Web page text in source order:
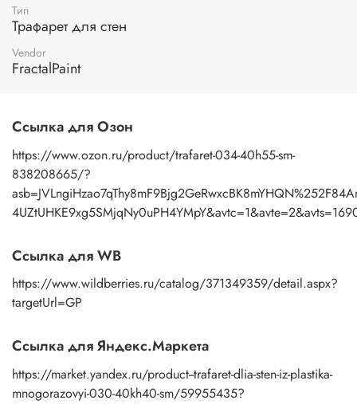
Применение:
помощью мастихина или шпателя. После работы промыть
трафарет под теплой водой с моющим средством, затем
просушить бумажным полотенцем.
Тип
Трафарет для стен
Vendor
FractalPaint
Ссылка для Озон
https://www.ozon.ru/product/trafaret-034-40h55-sm-
838208665/?
Ссылка для WB
https://www.wildberries.ru/catalog/371349359/detail.aspx?
targetUrl=GP
Ссылка для Яндекс.Маркета
https://market.yandex.ru/product--trafaret-dlia-sten-iz-plastika-
mnogorazovyi-030-40kh40-sm/59955435?